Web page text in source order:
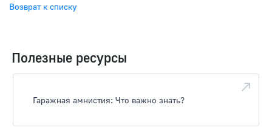
Возврат к списку
Полезные ресурсы
Гаражная амнистия: Что важно знать?